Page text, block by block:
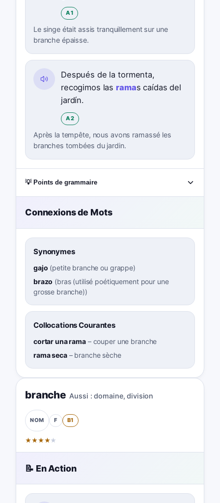
A1
Le singe était assis tranquillement sur une
branche épaisse.
Después de la tormenta,
recogimos las ramas caídas del
jardín.
A2
Après la tempête, nous avons ramassé les
branches tombées du jardin.
💡 Points de grammaire
Connexions de Mots
Synonymes
gajo (petite branche ou grappe)
brazo (bras (utilisé poétiquement pour une
grosse branche))
Collocations Courantes
cortar una rama – couper une branche
rama seca– branche sèche
branche Aussi : domaine,division
NOM F B1
★★★★★
📝 En Action